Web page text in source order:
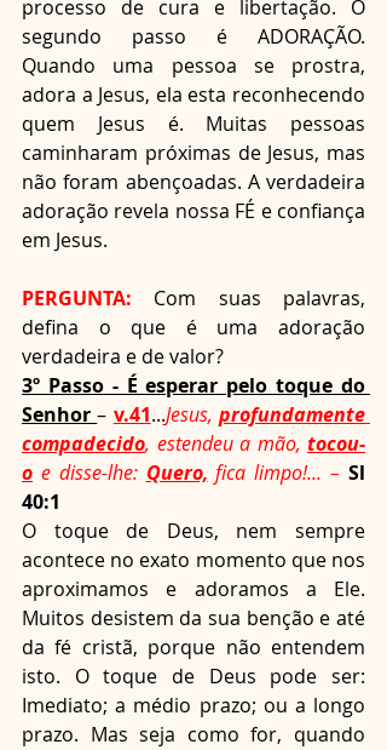
processo de cura e libertação. O
segundo passo é ADORAÇÃO.
Quando uma pessoa se prostra,
adora a Jesus, ela esta reconhecendo
quem Jesus é. Muitas pessoas
caminharam próximas de Jesus, mas
não foram abençoadas. A verdadeira
adoração revela nossa FÉ e confiança
em Jesus.
PERGUNTA: Com suas palavras,
defina o que é uma adoração
verdadeira e de valor?
3º Passo - É esperar pelo toque do
Senhor – v.41...Jesus, profundamente
compadecido, estendeu a mão, tocou-
o e disse-lhe: Quero, fica limpo!... – Sl
40:1
O toque de Deus, nem sempre
acontece no exato momento que nos
aproximamos e adoramos a Ele.
Muitos desistem da sua benção e até
da fé cristã, porque não entendem
isto. O toque de Deus pode ser:
Imediato; a médio prazo; ou a longo
prazo. Mas seja como for, quando